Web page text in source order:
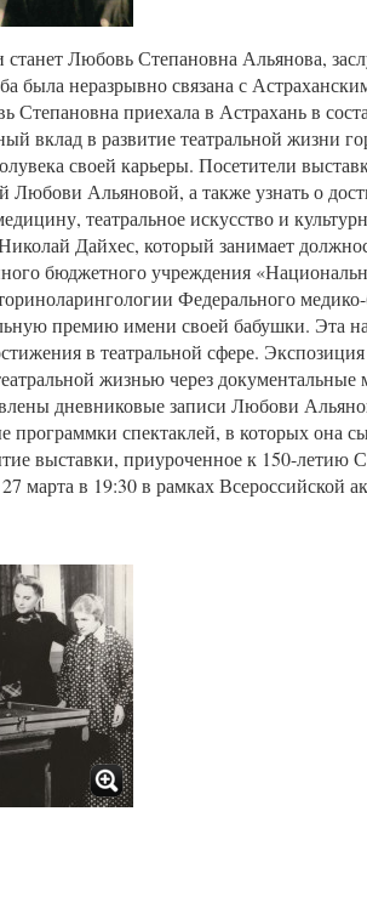
Любовь Степановна Альянова,
была неразрывно связана с
Степановна приехала в Астрахань в
вклад в развитие театральной жизни
своей карьеры. Посетители
Любови Альяновой, а также узнать о
театральное искусство и
Дайхес, который занимает
бюджетного учреждения
Федерального
премию имени своей бабушки. Эта
в театральной сфере. Экспозиция
жизнью через документальные
дневниковые записи Любови
программки спектаклей, в которых она
выставки, приуроченное к 150-летию
27 марта в 19:30 в рамках Всероссийской